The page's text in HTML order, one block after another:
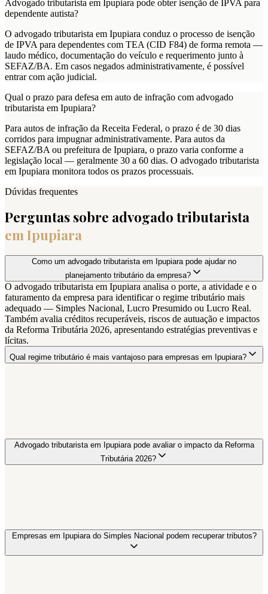
Advogado tributarista em Ipupiara pode obter isenção de IPVA para
dependente autista?
O advogado tributarista em Ipupiara conduz o processo de isenção
de IPVA para dependentes com TEA (CID F84) de forma remota —
laudo médico, documentação do veículo e requerimento junto à
SEFAZ/BA. Em casos negados administrativamente, é possível
entrar com ação judicial.
Qual o prazo para defesa em auto de infração com advogado
tributarista em Ipupiara?
Para autos de infração da Receita Federal, o prazo é de 30 dias
corridos para impugnar administrativamente. Para autos da
SEFAZ/BA ou prefeitura de Ipupiara, o prazo varia conforme a
legislação local — geralmente 30 a 60 dias. O advogado tributarista
em Ipupiara monitora todos os prazos processuais.
Dúvidas frequentes
Perguntas sobre advogado tributarista
emIpupiara
Como um advogado tributarista em Ipupiara pode ajudar no
planejamento tributário da empresa?
O advogado tributarista em Ipupiara analisa o porte, a atividade e o
faturamento da empresa para identificar o regime tributário mais
adequado — Simples Nacional, Lucro Presumido ou Lucro Real.
Também avalia créditos recuperáveis, riscos de autuação e impactos
da Reforma Tributária 2026, apresentando estratégias preventivas e
lícitas.
Qual regime tributário é mais vantajoso para empresas em Ipupiara?
Advogado tributarista em Ipupiara pode avaliar o impacto da Reforma
Tributária 2026?
Empresas em Ipupiara do Simples Nacional podem recuperar tributos?